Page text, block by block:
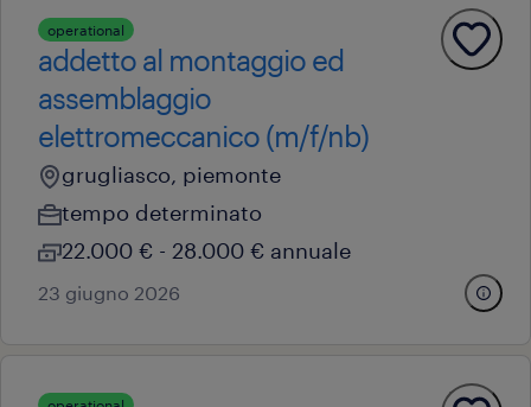
operational
addetto al montaggio ed
assemblaggio
elettromeccanico (m/f/nb)
grugliasco, piemonte
tempo determinato
22.000 € - 28.000 € annuale
23 giugno 2026